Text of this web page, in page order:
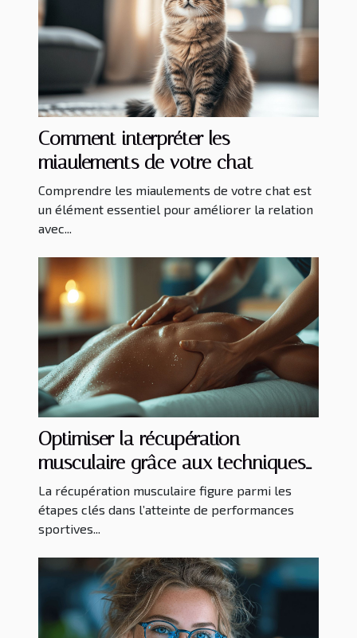
Comment interpréter les
miaulements de votre chat
Comprendre les miaulements de votre chat est
un élément essentiel pour améliorer la relation
avec...
Optimiser la récupération
musculaire grâce aux techniques
de massage spécialisées
La récupération musculaire figure parmi les
étapes clés dans l’atteinte de performances
sportives...